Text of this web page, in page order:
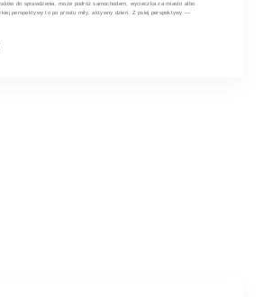
do sprawdzenia, może podróż samochodem, wycieczka za miasto albo
perspektywy to po prostu miły, aktywny dzień. Z psiej perspektywy —